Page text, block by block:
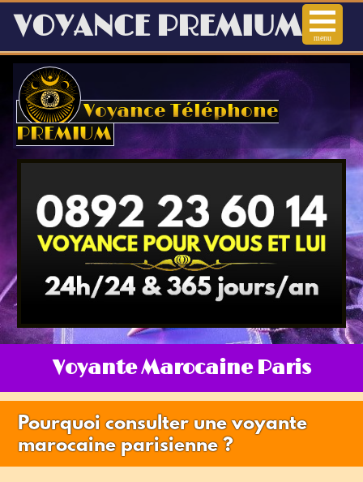
Voyance Téléphone
PREMIUM
menu
VOYANCE PREMIUM
Voyance Audiotel
Voyance téléphone
Arts Divinatoires
Horoscope en ligne
Magie Voyance
Outils de Voyance
Voyante Marocaine Paris
Pourquoi consulter une voyante
marocaine parisienne ?